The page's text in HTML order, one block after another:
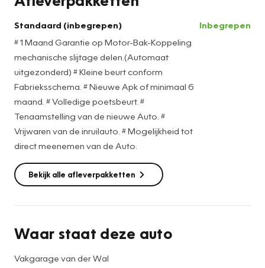
Standaard (inbegrepen)
# 1 Maand Garantie op Motor-Bak-Koppeling
mechanische slijtage delen.(Automaat
uitgezonderd) # Kleine beurt conform
Fabrieksschema. # Nieuwe Apk of minimaal 6
maand. # Volledige poetsbeurt. #
Tenaamstelling van de nieuwe Auto. #
Vrijwaren van de inruilauto. # Mogelijkheid tot
direct meenemen van de Auto.
Inbegrepen
Bekijk alle afleverpakketten
Waar staat deze auto
Vakgarage van der Wal